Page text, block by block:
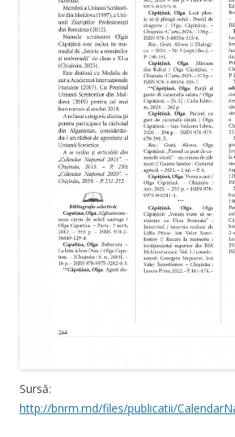
Sursă:
http://bnrm.md/files/publicatii/